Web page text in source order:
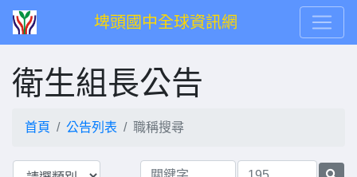
埤頭國中全球資訊網
衛生組長公告
首頁 公告列表 職稱搜尋